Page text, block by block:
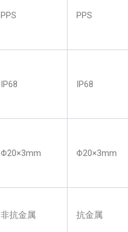
PPS PPS
IP68 IP68
Φ20×3mm Φ20×3mm
非抗金属 抗金属